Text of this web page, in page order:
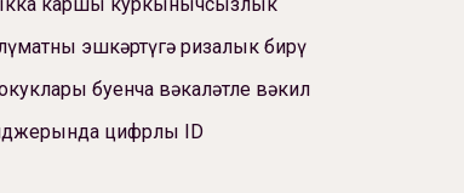
эшкәртүгә ризалык бирү
буенча вәкаләтле вәкил
цифрлы ID